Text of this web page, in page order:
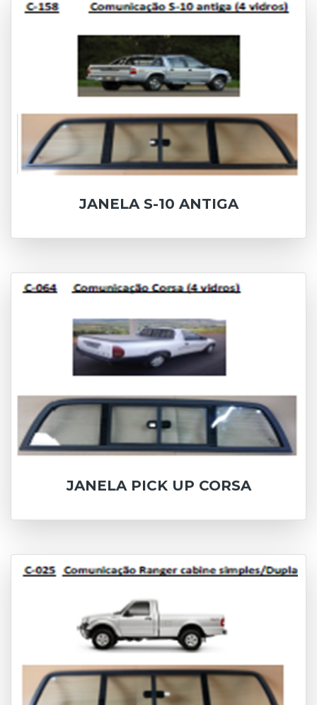
JANELA S-10 ANTIGA
JANELA PICK UP CORSA